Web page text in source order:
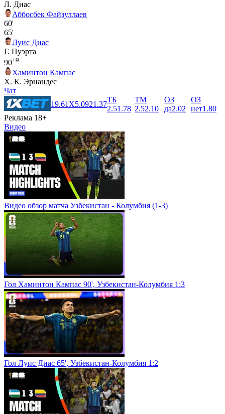
Л. Диас
Аббосбек Файзуллаев
60'
65'
Луис Диас
Г. Пуэрта
90+9
Хаминтон Кампас
Х. К. Эрнандес
Чат
19.61 X5.0921.37
ТБ
2.51.78
ТМ
2.52.10
ОЗ
да2.02
ОЗ
нет1.80
Реклама 18+
Видео
Видео обзор матча Узбекистан - Колумбия (1-3)
Гол Хаминтон Кампас 90', Узбекистан-Колумбия 1:3
Гол Луис Диас 65', Узбекистан-Колумбия 1:2